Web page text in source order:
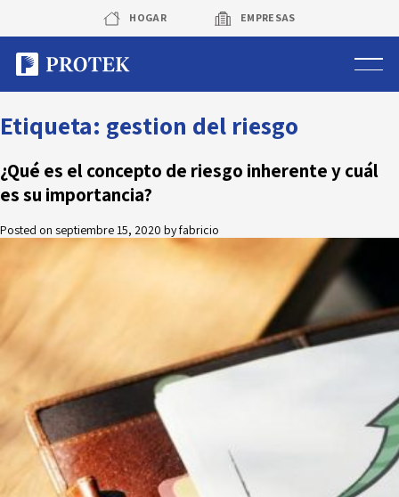
content
HOGAR EMPRESAS
Sistema de alarmas
Sistema de cámaras
Protek Personas
Corredora de seguros
Sobre Protek
Trabaja con nosotros
Novedades
Faq
Etiqueta: gestion del riesgo
¿Qué es el concepto de riesgo inherente y cuál
es su importancia?
Posted on septiembre 15, 2020 byfabricio